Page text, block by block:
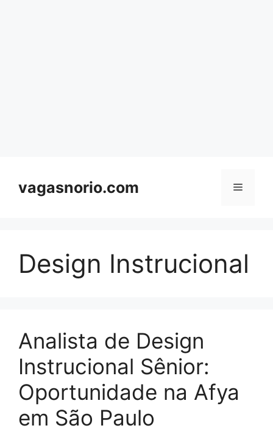
vagasnorio.com Menu
Design Instrucional
Analista de Design
Instrucional Sênior:
Oportunidade na Afya
em São Paulo